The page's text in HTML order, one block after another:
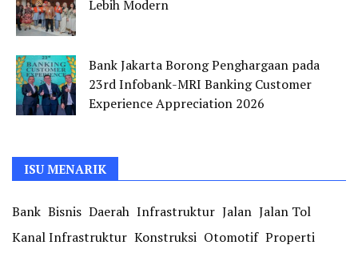
Lebih Modern
Bank Jakarta Borong Penghargaan pada
23rd Infobank-MRI Banking Customer
Experience Appreciation 2026
ISU MENARIK
Bank Bisnis Daerah Infrastruktur Jalan Jalan Tol
Kanal Infrastruktur Konstruksi Otomotif Properti